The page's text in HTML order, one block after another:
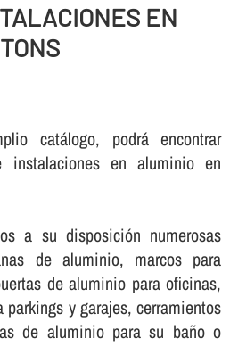
EN
catálogo, podrá encontrar
instalaciones en aluminio en
a su disposición numerosas
de aluminio, marcos para
de aluminio para oficinas,
y garajes, cerramientos
de aluminio para su baño o